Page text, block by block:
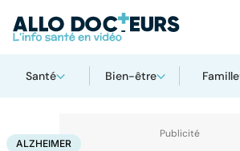
Santé Bien-être Famille
AccueilSanté Maladies Maladies neurologiques
ALZHEIMER